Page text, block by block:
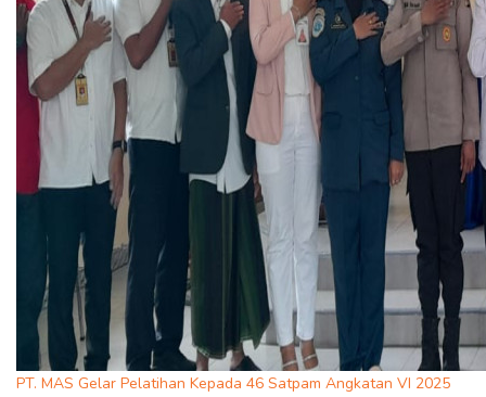
PT. MAS Gelar Pelatihan Kepada 46 Satpam Angkatan VI 2025